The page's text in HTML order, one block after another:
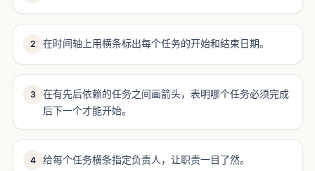
2 在时间轴上用横条标出每个任务的开始和结束日期。
3
在有先后依赖的任务之间画箭头，表明哪个任务必须完成
后下一个才能开始。
4 给每个任务横条指定负责人，让职责一目了然。